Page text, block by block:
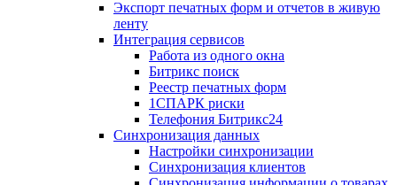
Экспорт печатных форм и отчетов в живую
ленту
Интеграция сервисов
Работа из одного окна
Битрикс поиск
Реестр печатных форм
1СПАРК риски
Телефония Битрикс24
Синхронизация данных
Настройки синхронизации
Синхронизация клиентов